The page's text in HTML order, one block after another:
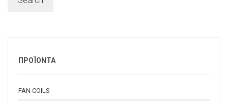
ΠΡΟΪΟΝΤΑ
FAN COILS